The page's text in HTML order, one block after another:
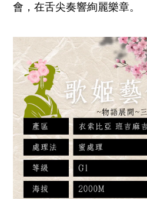
會，在舌尖奏響絢麗樂章。